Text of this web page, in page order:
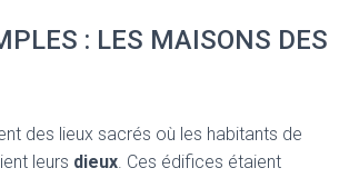
: LES MAISONS DES
des lieux sacrés où les habitants de
leurs dieux. Ces édifices étaient